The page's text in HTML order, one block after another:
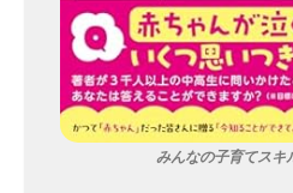
みんなの子育てスキ